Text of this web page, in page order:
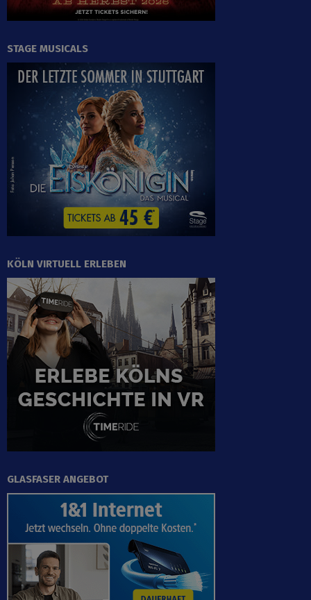
STAGE MUSICALS
KÖLN VIRTUELL ERLEBEN
GLASFASER ANGEBOT